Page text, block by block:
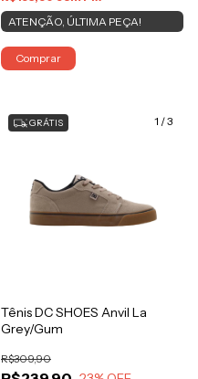
ATENÇÃO, ÚLTIMA PEÇA!
Comprar
1 /3
GRÁTIS
Tênis DC SHOES Anvil La
Grey/Gum
R$309,90